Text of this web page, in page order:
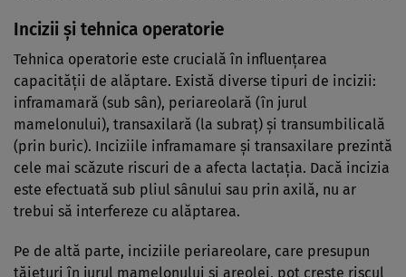
Incizii și tehnica operatorie
Tehnica operatorie este crucială în influențarea
capacității de alăptare. Există diverse tipuri de incizii:
inframamară (sub sân), periareolară (în jurul
mamelonului), transaxilară (la subraț) și transumbilicală
(prin buric). Inciziile inframamare și transaxilare prezintă
cele mai scăzute riscuri de a afecta lactația. Dacă incizia
este efectuată sub pliul sânului sau prin axilă, nu ar
trebui să interfereze cu alăptarea.
Pe de altă parte, inciziile periareolare, care presupun
tăieturi în jurul mamelonului și areolei, pot crește riscul